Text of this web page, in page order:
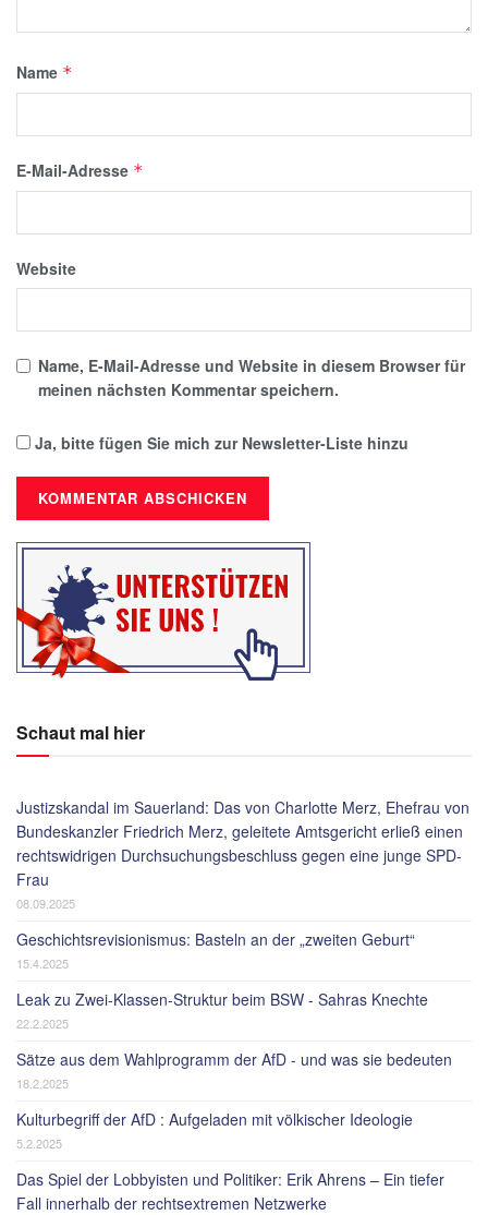
Name *
E-Mail-Adresse *
Website
Name, E-Mail-Adresse und Website in diesem Browser für
meinen nächsten Kommentar speichern.
Ja, bitte fügen Sie mich zur Newsletter-Liste hinzu
Schaut mal hier
Justizskandal im Sauerland: Das von Charlotte Merz, Ehefrau von
Bundeskanzler Friedrich Merz, geleitete Amtsgericht erließ einen
rechtswidrigen Durchsuchungsbeschluss gegen eine junge SPD-
Frau
08.09.2025
Geschichtsrevisionismus: Basteln an der „zweiten Geburt“
15.4.2025
Leak zu Zwei-Klassen-Struktur beim BSW - Sahras Knechte
22.2.2025
Sätze aus dem Wahlprogramm der AfD - und was sie bedeuten
18.2.2025
Kulturbegriff der AfD : Aufgeladen mit völkischer Ideologie
5.2.2025
Das Spiel der Lobbyisten und Politiker: Erik Ahrens – Ein tiefer
Fall innerhalb der rechtsextremen Netzwerke